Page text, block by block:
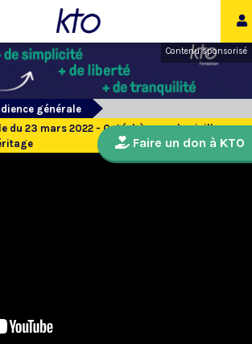
Contenu sponsorisé
générale
du 23 mars 2022 - Catéchèse sur la vieillesse
Faire un don à KTO